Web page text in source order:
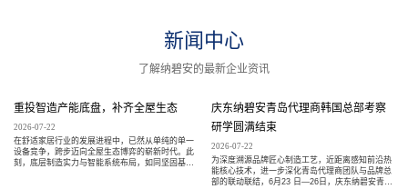
新闻中心
了解纳碧安的最新企业资讯
重投智造产能底盘，补齐全屋生态
2026-07-22
在舒适家居行业的发展进程中，已然从单纯的单一
设备竞争，跨步迈向全屋生态博弈的崭新时代。此
刻，底层制造实力与智能系统布局，如同坚固基
庆东纳碧安青岛代理商韩国总部考察
研学圆满结束
2026-07-22
为深度溯源品牌匠心制造工艺，近距离感知前沿热
能核心技术，进一步深化青岛代理商团队与品牌总
部的联动联结，6月23 日—26日，庆东纳碧安青岛